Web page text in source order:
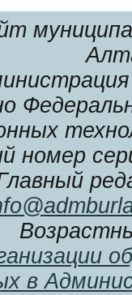
номер
в